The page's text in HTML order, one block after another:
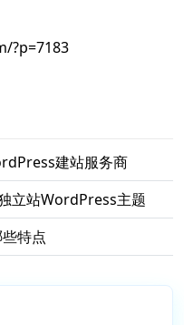
?p=7183
建站服务商
立站WordPress主题
特点